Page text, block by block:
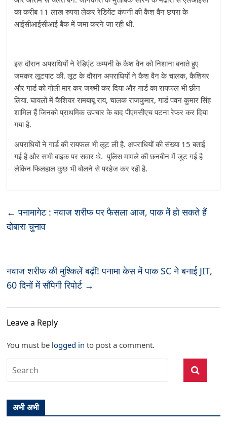
का करीब 11 लाख रुपया लेकर रेडियेंट कंपनी की कैश वैन छपरा के
आईसीआईसीआई बैंक में जमा करने जा रही थी.
इस दौरान अपराधियों ने रेडिएंट कम्पनी के कैश वैन को निशाना बनाते हुए
जमकर लूटपाट की. लूट के दौरान अपराधियों ने कैश वैन के चालक, कैशियर
और गार्ड को गोली मार कर जख्मी कर दिया और गार्ड का रायफल भी छीन
लिया. घायलों में कैशियर रामबाबू राय, चालक राजकुमार, गार्ड पवन कुमार सिंह
शामिल हैं जिनको प्राथमिक उपचार के बाद पीएमसीएच पटना रेफर कर दिया
गया है.
अपराधियों ने गार्ड की रायफल भी लूट ली है. अपराधियों की संख्या 15 बताई
गई है और सभी बाइक पर सवार थे. पुलिस मामले की छनबीन में जुट गई है
लेकिन फिलहाल कुछ भी बोलने से परहेज कर रही है.
← पनामागेट : नवाज शरीफ पर फैसला आज, पाक मेें हो सकते हैं
दोबारा चुनाव
नवाज शरीफ की मुश्किलें बढ़ीं! पनामा केस में पाक SC ने बनाई JIT,
60 दिनों में सौंपेगी रिपोर्ट →
Leave a Reply
You must be logged in to post a comment.
अभी अभी